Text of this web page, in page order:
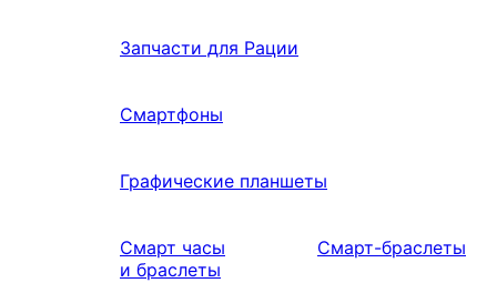
Запчасти для Рации
Смартфоны
Графические планшеты
Смарт часы
и браслеты
Смарт-браслеты